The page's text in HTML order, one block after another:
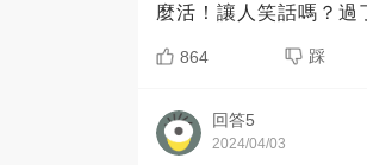
麼活！讓人笑話嗎？過
864 踩
回答5
2024/04/03